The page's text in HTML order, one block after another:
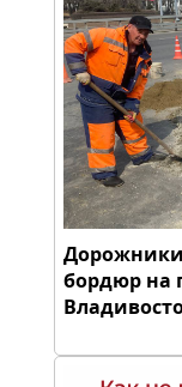
Дорожники
бордюр на